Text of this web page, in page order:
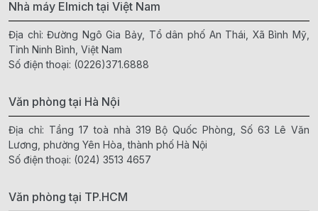
Nhà máy Elmich tại Việt Nam
Địa chỉ: Đường Ngô Gia Bảy, Tổ dân phố An Thái, Xã Bình Mỹ,
Tỉnh Ninh Bình, Việt Nam
Số điện thoại: (0226)371.6888
Văn phòng tại Hà Nội
Địa chỉ: Tầng 17 toà nhà 319 Bộ Quốc Phòng, Số 63 Lê Văn
Lương, phường Yên Hòa, thành phố Hà Nội
Số điện thoại: (024) 3513 4657
Văn phòng tại TP.HCM